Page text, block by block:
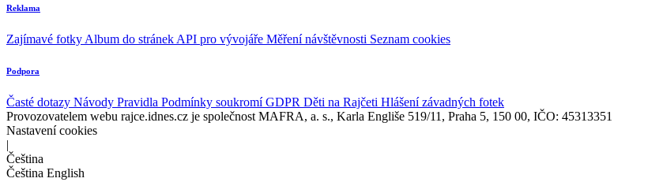
Reklama
Zajímavé fotky Album do stránek API pro vývojáře Měření návštěvnosti Seznam cookies
Podpora
Časté dotazy Návody Pravidla Podmínky soukromíGDPR Děti na Rajčeti Hlášení závadných fotek
Provozovatelem webu rajce.idnes.cz je společnost MAFRA, a. s., Karla Engliše 519/11, Praha 5, 150 00, IČO: 45313351
Nastavení cookies
|
Čeština
Čeština English